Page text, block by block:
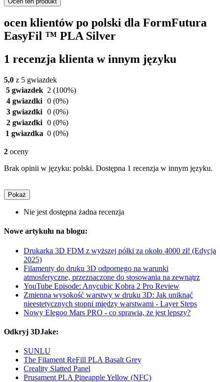
ocen klientów po polski dla FormFutura
EasyFil ™ PLA Silver
1 recenzja klienta w innym języku
5,0 z 5 gwiazdek
5 gwiazdek 2 (100%)
4 gwiazdki 0 (0%)
3 gwiazdki 0 (0%)
2 gwiazdki 0 (0%)
1 gwiazdka 0 (0%)
2 oceny
Brak opinii w języku: polski. Dostępna 1 recenzja w innym języku.
Pokaż
Nie jest dostępna żadna recenzja
Nowe artykułu na blogu:
Drukarka 3D FDM z wyższej półki za około 4000 zł! (Edycja
2025)
Filamenty do druku 3D odpornego na warunki
atmosferyczne, przeznaczone do stosowania na zewnątrz
YouTube Episode: Anycubic Kobra 2 Pro Review
Zmienna wysokość warstwy w druku 3D: Jak uniknąć
nieestetycznych stopni między warstwami - Layer Steps
Nowy Elegoo Mars PRO - co sprawia, że jest lepszy?
Odkryj 3DJake:
SUNLU
The Filament ReFill PLA Basalt Grey
Creality Slatted Panel
Prusament PLA Pineapple Yellow (NFC)